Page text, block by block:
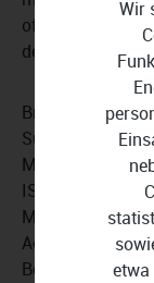
offiziellen
der Regel nicht
Brevo liefert bei
Support, der
Media und E-
ISO27001-
Mit den
Accounts, eine
Berechtigungen
Wir
etwa